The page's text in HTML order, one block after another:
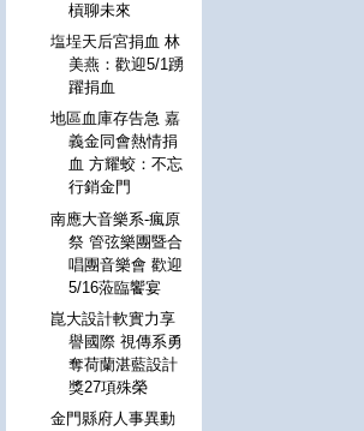
槓聊未來
塩埕天后宮捐血 林
美燕：歡迎5/1踴
躍捐血
地區血庫存告急 嘉
義金同會熱情捐
血 方耀蛟：不忘
行銷金門
南應大音樂系-瘋原
祭 管弦樂團暨合
唱團音樂會 歡迎
5/16蒞臨饗宴
崑大設計軟實力享
譽國際 視傳系勇
奪荷蘭湛藍設計
獎27項殊榮
金門縣府人事異動